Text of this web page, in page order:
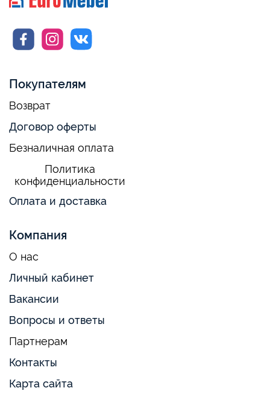
Покупателям
Возврат
Договор оферты
Безналичная оплата
Политика
конфиденциальности
Оплата и доставка
Компания
О нас
Личный кабинет
Вакансии
Вопросы и ответы
Партнерам
Контакты
Карта сайта